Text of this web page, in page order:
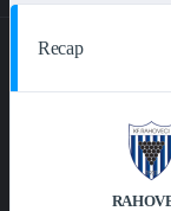
Recap